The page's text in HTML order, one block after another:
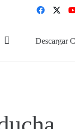
Descargar